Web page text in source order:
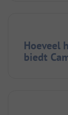
Hoeveel
biedt